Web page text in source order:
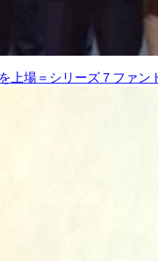
上場＝シリーズ７ファ